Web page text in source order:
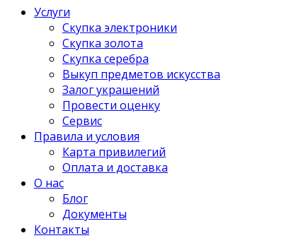
Услуги
Скупка электроники
Скупка золота
Скупка серебра
Выкуп предметов искусства
Залог украшений
Провести оценку
Сервис
Правила и условия
Карта привилегий
Оплата и доставка
О нас
Блог
Документы
Контакты